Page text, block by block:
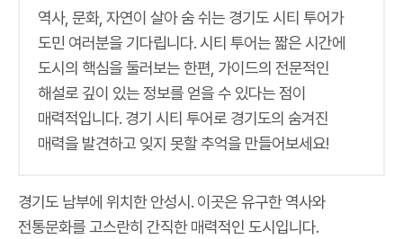
역사, 문화, 자연이 살아 숨 쉬는 경기도 시티 투어가
도민 여러분을 기다립니다. 시티 투어는 짧은 시간에
도시의 핵심을 둘러보는 한편, 가이드의 전문적인
해설로 깊이 있는 정보를 얻을 수 있다는 점이
매력적입니다. 경기 시티 투어로 경기도의 숨겨진
매력을 발견하고 잊지 못할 추억을 만들어보세요!
경기도 남부에 위치한 안성시. 이곳은 유구한 역사와
전통문화를 고스란히 간직한 매력적인 도시입니다.